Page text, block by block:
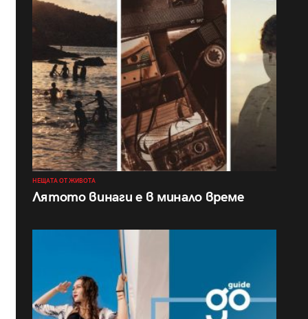
НЕЩАТА ОТ ЖИВОТА
Лятото винаги е в минало време